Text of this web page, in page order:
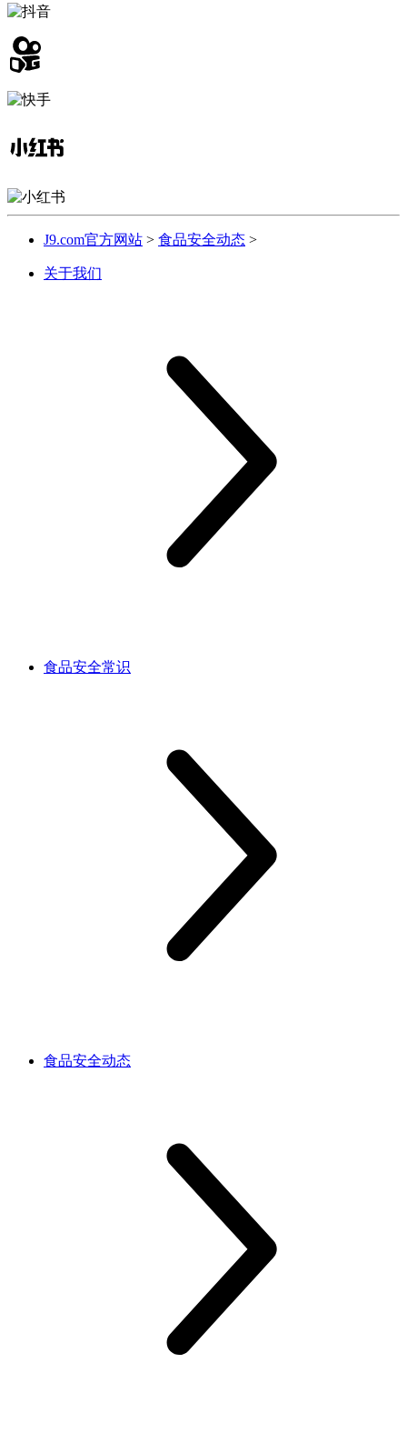
J9.com官方网站 > 食品安全动态 >
关于我们
食品安全常识
食品安全动态